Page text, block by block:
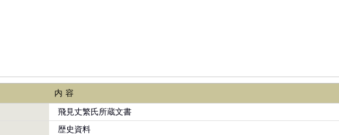
内容
飛見丈繁氏所蔵文書
歴史資料